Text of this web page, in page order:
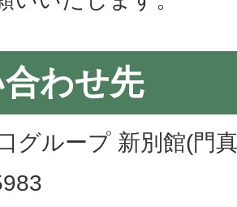
わせ先
グループ 新別館(門